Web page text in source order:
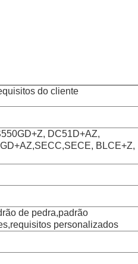
do cliente
DC51D+AZ,
BLCE+Z,
de pedra,padrão
personalizados